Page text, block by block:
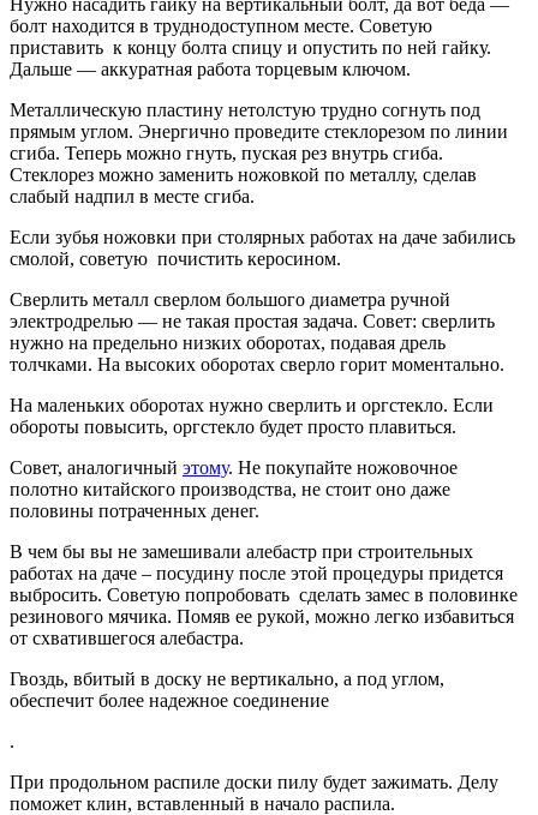
болт находится в труднодоступном месте. Советую
приставить к концу болта спицу и опустить по ней гайку.
Дальше — аккуратная работа торцевым ключом.
Металлическую пластину нетолстую трудно согнуть под
прямым углом. Энергично проведите стеклорезом по линии
сгиба. Теперь можно гнуть, пуская рез внутрь сгиба.
Стеклорез можно заменить ножовкой по металлу, сделав
слабый надпил в месте сгиба.
Если зубья ножовки при столярных работах на даче забились
смолой, советую почистить керосином.
Сверлить металл сверлом большого диаметра ручной
электродрелью — не такая простая задача. Совет: сверлить
нужно на предельно низких оборотах, подавая дрель
толчками. На высоких оборотах сверло горит моментально.
На маленьких оборотах нужно сверлить и оргстекло. Если
обороты повысить, оргстекло будет просто плавиться.
Совет, аналогичный этому. Не покупайте ножовочное
полотно китайского производства, не стоит оно даже
половины потраченных денег.
В чем бы вы не замешивали алебастр при строительных
работах на даче – посудину после этой процедуры придется
выбросить. Советую попробовать сделать замес в половинке
резинового мячика. Помяв ее рукой, можно легко избавиться
от схватившегося алебастра.
Гвоздь, вбитый в доску не вертикально, а под углом,
обеспечит более надежное соединение
.
При продольном распиле доски пилу будет зажимать. Делу
поможет клин, вставленный в начало распила.